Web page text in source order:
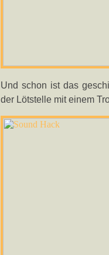
Und schon ist das
der Lötstelle mit einem